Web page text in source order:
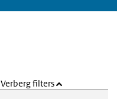
Verberg filters